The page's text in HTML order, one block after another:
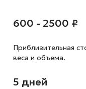
600 - 2500 ₽
Приблизительная
веса и объема.
5 дней